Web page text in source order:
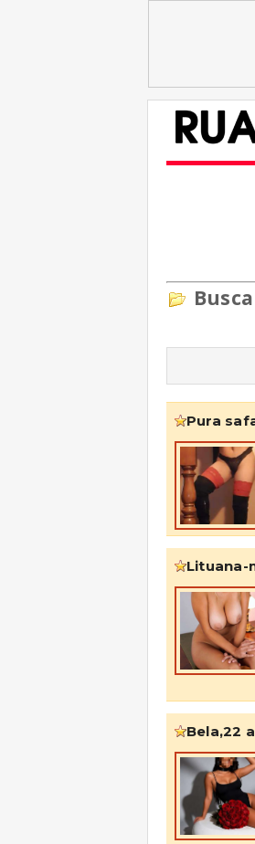
Busca
pura
lituana-
bela,22